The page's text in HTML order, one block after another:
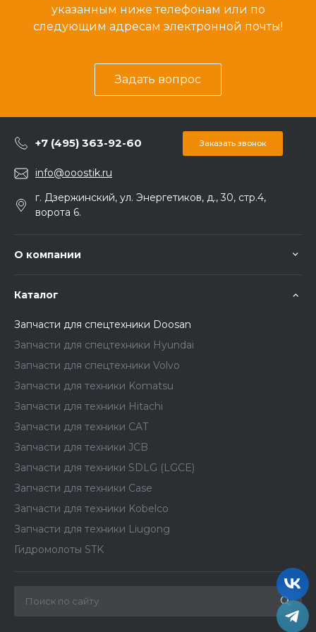
указанным ниже телефонам или по
следующим адресам электронной почты!
Задать вопрос
+7 (495) 363-92-60 Заказать звонок
info@ooostik.ru
г. Дзержинский, ул. Энергетиков, д., 30, стр.4,
ворота 6.
О компании
Каталог
Запчасти для спецтехники Doosan
Запчасти для спецтехники Hyundai
Запчасти для спецтехники Volvo
Запчасти для техники Komatsu
Запчасти для техники Hitachi
Запчасти для техники CAT
Запчасти для техники JCB
Запчасти для техники SDLG (LGCE)
Запчасти для техники Case
Запчасти для техники Kobelco
Запчасти для техники Liugong
Гидромолоты STK